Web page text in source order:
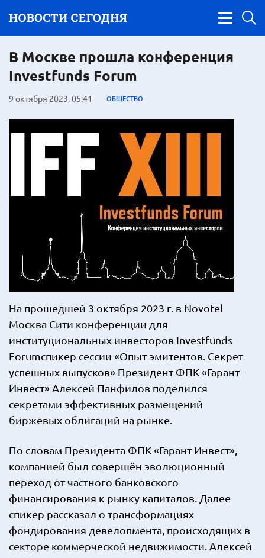
В Москве прошла конференция
Investfunds Forum
9 октября 2023, 05:41 ОБЩЕСТВО
На прошедшей 3 октября 2023 г. в Novotel
Москва Сити конференции для
институциональных инвесторов Investfunds
Forumспикер сессии «Опыт эмитентов. Секрет
успешных выпусков» Президент ФПК «Гарант-
Инвест» Алексей Панфилов поделился
секретами эффективных размещений
биржевых облигаций на рынке.
По словам Президента ФПК «Гарант-Инвест»,
компанией был совершён эволюционный
переход от частного банковского
финансирования к рынку капиталов. Далее
спикер рассказал о трансформациях
фондирования девелопмента, происходящих в
секторе коммерческой недвижимости. Алексей